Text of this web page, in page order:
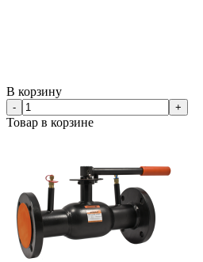
В корзину
- +
Товар в корзине